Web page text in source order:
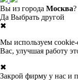
Вы из города Москва?
Да Выбрать другой
✖
Мы используем
Вас, улучшая работу
✖
Закрой фирму у нас и